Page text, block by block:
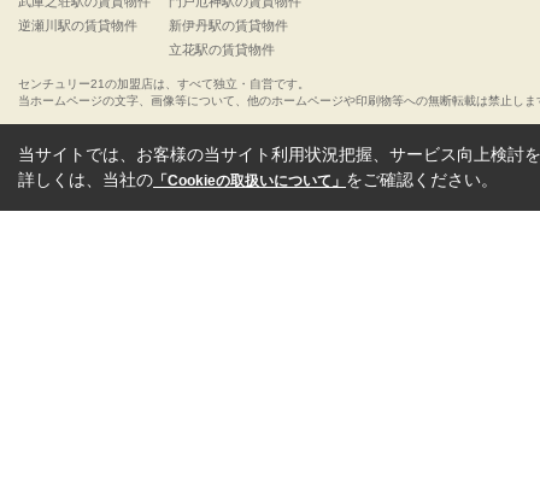
逆瀬川駅の賃貸物件
新伊丹駅の賃貸物件
立花駅の賃貸物件
センチュリー21の加盟店は、すべて独立・自営です。
当ホームページの文字、画像等について、他のホームページや印刷物等への無断転載は禁止しま
当サイトでは、お客様の当サイト利用状況把握、サービス向上検討
詳しくは、当社の 「Cookieの取扱いについて」 をご確認ください。